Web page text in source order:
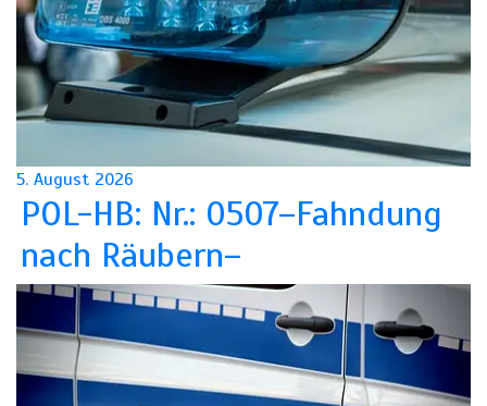
5. August 2026
POL-HB: Nr.: 0507–Fahndung
nach Räubern–